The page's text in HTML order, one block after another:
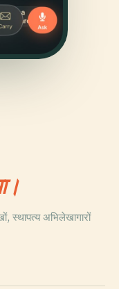
स्थापत्य अभिलेखागारों